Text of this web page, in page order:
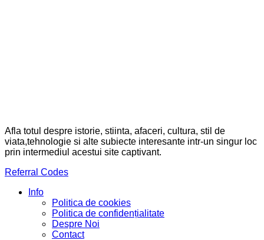
Afla totul despre istorie, stiinta, afaceri, cultura, stil de
viata,tehnologie si alte subiecte interesante intr-un singur loc
prin intermediul acestui site captivant.
Referral Codes
Info
Politica de cookies
Politica de confidențialitate
Despre Noi
Contact